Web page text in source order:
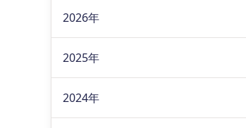
2026年
2025年
2024年